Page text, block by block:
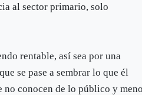
al sector primario, solo
rentable, así sea por una
se pase a sembrar lo que él
no conocen de lo público y